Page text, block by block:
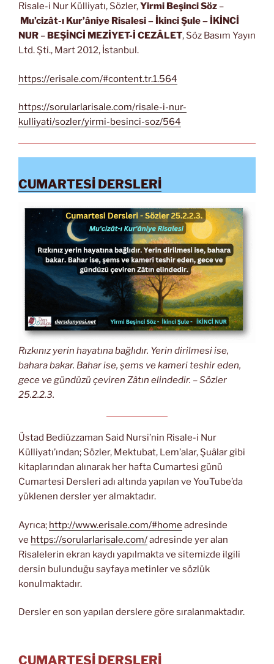
Risale-i Nur Külliyatı, Sözler,Yirmi Beşinci Söz –
Mu’cizât-ı Kur’âniye Risalesi– İkinci Şule – İKİNCİ
NUR – BEŞİNCİ MEZİYET-İ CEZÂLET, Söz Basım Yayın
Ltd. Şti., Mart 2012, İstanbul.
https://erisale.com/#content.tr.1.564
https://sorularlarisale.com/risale-i-nur-
kulliyati/sozler/yirmi-besinci-soz/564
CUMARTESİ DERSLERİ
Rızkınız yerin hayatına bağlıdır. Yerin dirilmesi ise,
bahara bakar. Bahar ise, şems ve kameri teshir eden,
gece ve gündüzü çeviren Zâtın elindedir. – Sözler
25.2.2.3.
Üstad Bediüzzaman Said Nursi’nin Risale-i Nur
Külliyatı’ından; Sözler, Mektubat, Lem’alar, Şuâlar gibi
kitaplarından alınarak her hafta Cumartesi günü
Cumartesi Dersleri adı altında yapılan ve YouTube’da
yüklenen dersler yer almaktadır.
Ayrıca; http://www.erisale.com/#home adresinde
ve https://sorularlarisale.com/adresinde yer alan
Risalelerin ekran kaydı yapılmakta ve sitemizde ilgili
dersin bulunduğu sayfaya metinler ve sözlük
konulmaktadır.
Dersler en son yapılan derslere göre sıralanmaktadır.
CUMARTESİ DERSLERİ